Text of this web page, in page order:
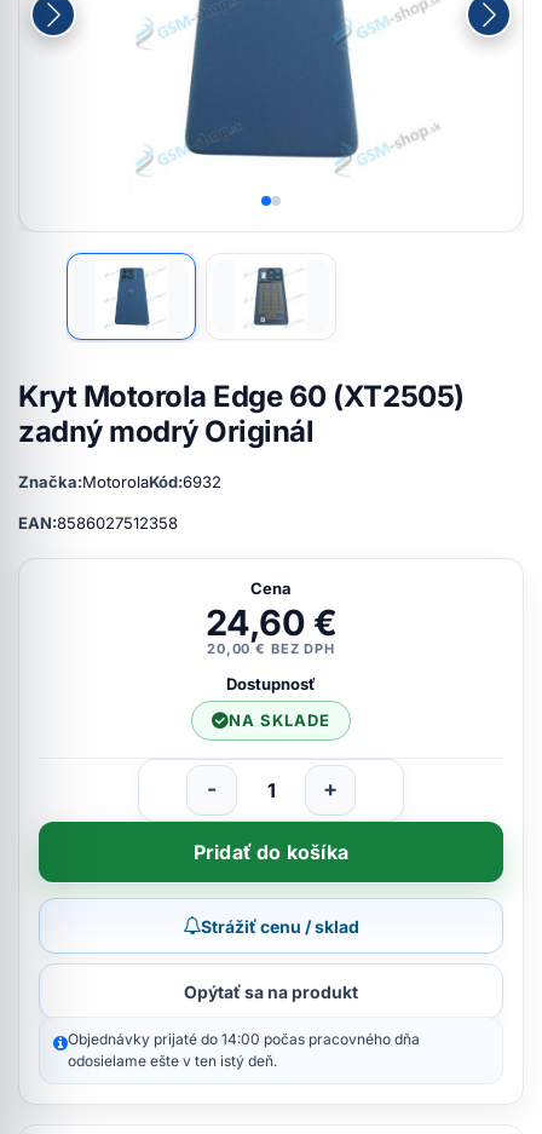
Kryt Motorola Edge 60 (XT2505)
zadný modrý Originál
Značka:MotorolaKód:6932
EAN:8586027512358
Cena
24,60 €
20,00 € BEZ DPH
Dostupnosť
NA SKLADE
- +
Pridať do košíka
Strážiť cenu / sklad
Opýtať sa na produkt
Objednávky prijaté do 14:00 počas pracovného dňa
odosielame ešte v ten istý deň.